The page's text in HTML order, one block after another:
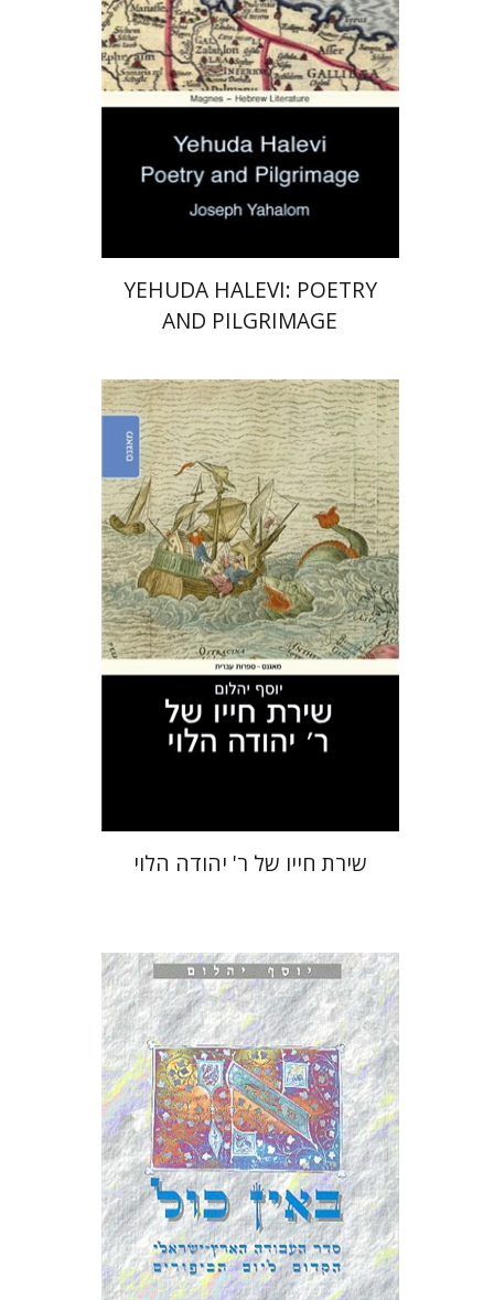
הנחת אתר ספר מודפס
$36
$32
YEHUDA HALEVI: POETRY
AND PILGRIMAGE
יוסף יהלום
הנחת אתר ספר מודפס
$30
$27
שירת חייו של ר' יהודה הלוי
יוסף יהלום